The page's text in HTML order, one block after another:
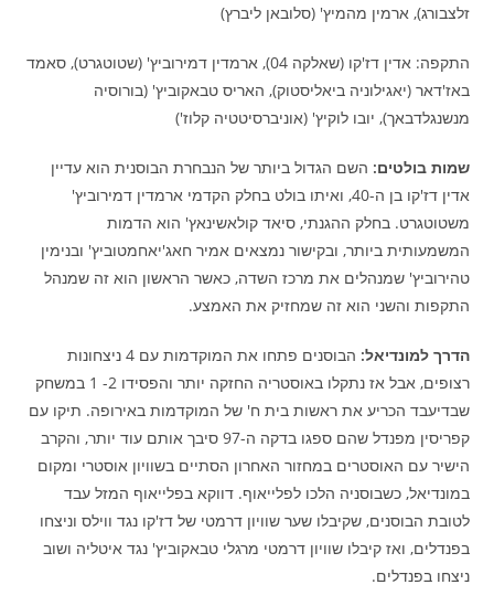
זלצבורג), ארמין מהמיץ' (סלובאן ליברץ)
התקפה: אדין דז'קו (שאלקה 04), ארמדין דמירוביץ' (שטוטגרט), סאמד
באז'דאר (יאגילוניה ביאליסטוק), האריס טבאקוביץ' (בורוסיה
מנשנגלדבאך), יובו לוקיץ' (אוניברסיטטיה קלוז')
שמות בולטים: השם הגדול ביותר של הנבחרת הבוסנית הוא עדיין
אדין דז'קו בן ה-40, ואיתו בולט בחלק הקדמי ארמדין דמירוביץ'
משטוטגרט. בחלק ההגנתי, סיאד קולאשינאץ' הוא הדמות
המשמעותית ביותר, ובקישור נמצאים אמיר חאג'יאחמטוביץ' ובנימין
טהירוביץ' שמנהלים את מרכז השדה, כאשר הראשון הוא זה שמנהל
התקפות והשני הוא זה שמחזיק את האמצע.
הדרך למונדיאל:
הבוסנים פתחו את המוקדמות עם 4 ניצחונות
רצופים, אבל אז נתקלו באוסטריה החזקה יותר והפסידו 2- 1 במשחק
שבדיעבד הכריע את ראשות בית ח' של המוקדמות באירופה. תיקו עם
קפריסין מפנדל שהם ספגו בדקה ה-97 סיבך אותם עוד יותר, והקרב
הישיר עם האוסטרים במחזור האחרון הסתיים בשוויון אוסטרי ומקום
במונדיאל, כשבוסניה הלכו לפלייאוף. דווקא בפלייאוף המזל עבד
לטובת הבוסנים, שקיבלו שער שוויון דרמטי של דז'קו נגד ווילס וניצחו
בפנדלים, ואז קיבלו שוויון דרמטי מרגלי טבאקוביץ' נגד איטליה ושוב
ניצחו בפנדלים.